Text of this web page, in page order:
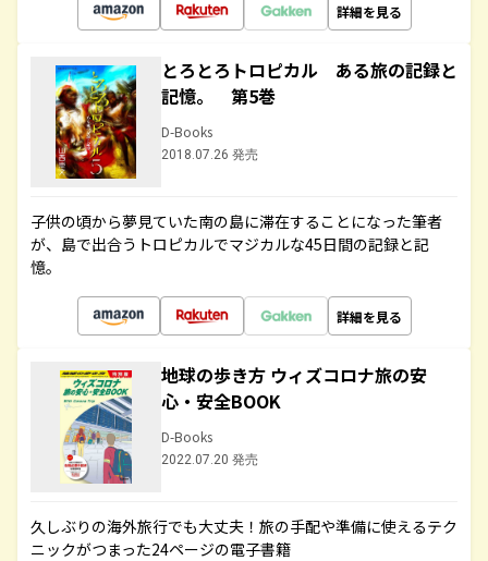
詳細を見る
とろとろトロピカル ある旅の記録と
記憶。 第5巻
D-Books
2018.07.26 発売
子供の頃から夢見ていた南の島に滞在することになった筆者
が、島で出合うトロピカルでマジカルな45日間の記録と記
憶。
詳細を見る
地球の歩き方 ウィズコロナ旅の安
心・安全BOOK
D-Books
2022.07.20 発売
久しぶりの海外旅行でも大丈夫！旅の手配や準備に使えるテク
ニックがつまった24ページの電子書籍